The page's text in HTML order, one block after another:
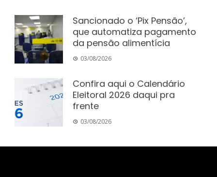
Sancionado o ‘Pix Pensão’,
que automatiza pagamento
da pensão alimentícia
03/08/2026
Confira aqui o Calendário
Eleitoral 2026 daqui pra
frente
03/08/2026